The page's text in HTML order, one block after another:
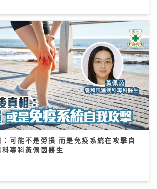
可能不是勞損 而是免疫系統在攻擊自
專科黃佩茵醫生